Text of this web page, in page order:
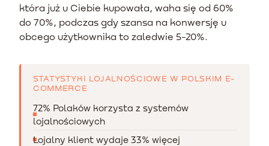
która już u Ciebie kupowała, waha się od 60%
do 70%, podczas gdy szansa na konwersję u
obcego użytkownika to zaledwie 5-20%.
STATYSTYKI LOJALNOŚCIOWE W POLSKIM E-
COMMERCE
72% Polaków korzysta z systemów
lojalnościowych
Lojalny klient wydaje 33% więcej